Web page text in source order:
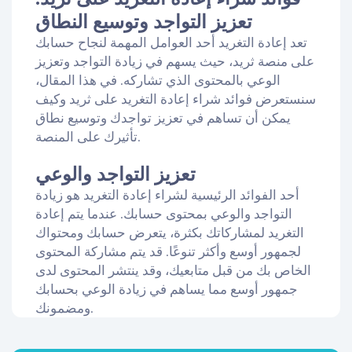
تعزيز التواجد وتوسيع النطاق
تعد إعادة التغريد أحد العوامل المهمة لنجاح حسابك
على منصة ثريد، حيث يسهم في زيادة التواجد وتعزيز
الوعي بالمحتوى الذي تشاركه. في هذا المقال،
سنستعرض فوائد شراء إعادة التغريد على ثريد وكيف
يمكن أن تساهم في تعزيز تواجدك وتوسيع نطاق
تأثيرك على المنصة.
تعزيز التواجد والوعي
أحد الفوائد الرئيسية لشراء إعادة التغريد هو زيادة
التواجد والوعي بمحتوى حسابك. عندما يتم إعادة
التغريد لمشاركاتك بكثرة، يتعرض حسابك ومحتواك
لجمهور أوسع وأكثر تنوعًا. قد يتم مشاركة المحتوى
الخاص بك من قبل متابعيك، وقد ينتشر المحتوى لدى
جمهور أوسع مما يساهم في زيادة الوعي بحسابك
ومضمونك.
توسيع نطاق التأثير